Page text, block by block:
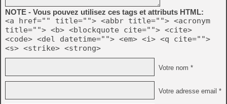
NOTE - Vous pouvez utilisez ces tags et attributs HTML:
<a href="" title=""> <abbr title=""> <acronym
title=""> <b> <blockquote cite=""> <cite>
<code> <del datetime=""> <em> <i> <q cite="">
<s> <strike> <strong>
Votre nom *
Votre adresse email *